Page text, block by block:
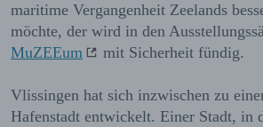
maritime Vergangenheit Zeelands
möchte, der wird in den
MuZEEum
mit Sicherheit fündig.
Vlissingen hat sich inzwischen zu
Hafenstadt entwickelt. Einer Stadt, in